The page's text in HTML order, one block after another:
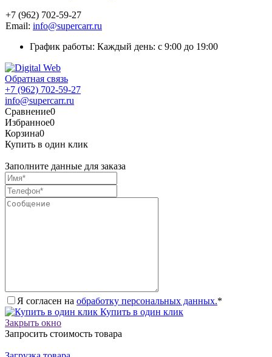
+7 (962) 702-59-27
Email: info@supercarr.ru
График работы: Каждый день: с 9:00 до 19:00
Обратная связь
+7 (962) 702-59-27
info@supercarr.ru
Сравнение0
Избранное0
Корзина0
Купить в один клик
Заполните данные для заказа
Я согласен на обработку персональных данных.*
Купить в один клик
Закрыть окно
Запросить стоимость товара